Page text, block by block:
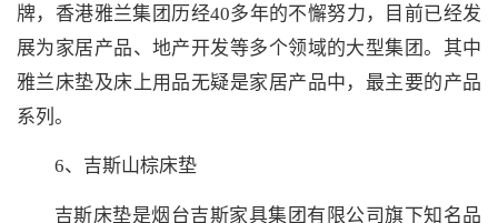
牌，香港雅兰集团历经40多年的不懈努力，目前已经发
展为家居产品、地产开发等多个领域的大型集团。其中
雅兰床垫及床上用品无疑是家居产品中，最主要的产品
系列。
6、吉斯山棕床垫
吉斯床垫是烟台吉斯家具集团有限公司旗下知名品